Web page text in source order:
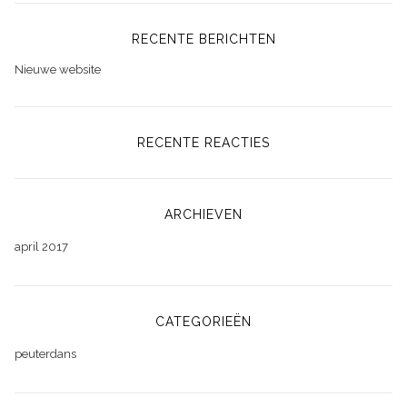
RECENTE BERICHTEN
Nieuwe website
RECENTE REACTIES
ARCHIEVEN
april 2017
CATEGORIEËN
peuterdans